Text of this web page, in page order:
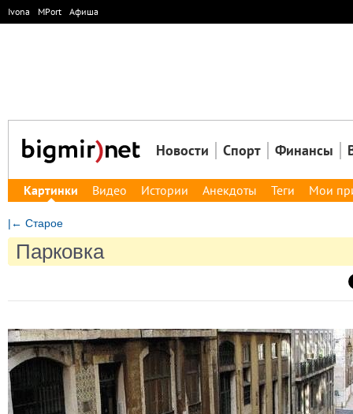
Ivona MPort Афиша
Новости Спорт Финансы
Картинки Видео Истории Анекдоты Теги Мои
|← Старое
Парковка